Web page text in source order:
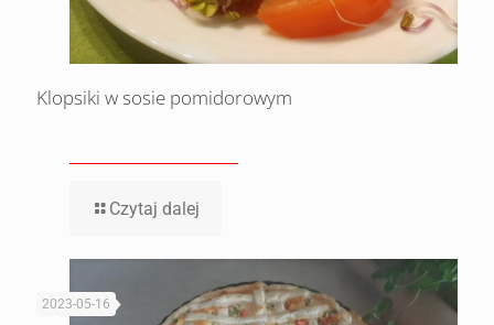
Klopsiki w sosie pomidorowym
Czytaj dalej
2023-05-16